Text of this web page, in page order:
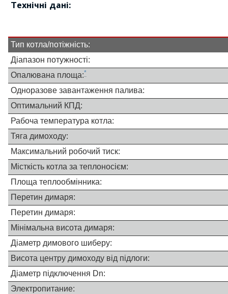
Технічні дані:
Тип котла/потіжність:
Діапазон потужності:
Опалювана площа:*
Одноразове завантаження палива:
Оптимальний КПД:
Рабоча температура котла:
Тяга димоходу:
Максимальний робочий тиск:
Місткість котла за теплоносієм:
Площа теплообмінника:
Перетин димаря:
Перетин димаря:
Мінімальна висота димаря:
Діаметр димового шиберу:
Висота центру димоходу від підлоги:
Діаметр підключення Dn:
Электропитание: